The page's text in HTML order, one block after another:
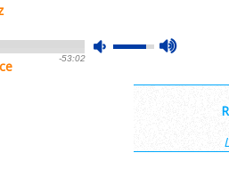
mute
max
-53:02
de la foi • Lettres de Saint François de
Jésus
18e semaine du Temps
En direct avec le Père
Lettre aux Galates